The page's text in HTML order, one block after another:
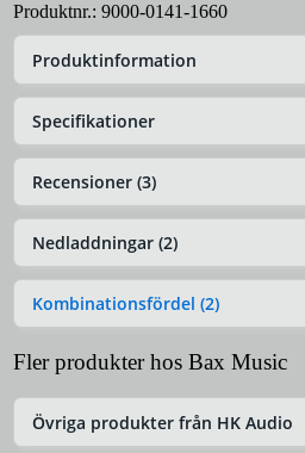
Produktnr.: 9000-0141-1660
Produktinformation
Specifikationer
Recensioner (3)
Nedladdningar (2)
Kombinationsfördel (2)
Fler produkter hos Bax Music
Övriga produkter från HK Audio